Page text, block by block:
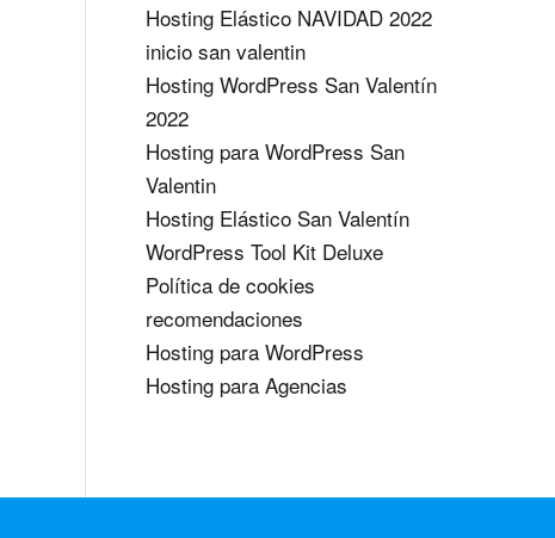
Hosting Elástico NAVIDAD 2022
inicio san valentin
Hosting WordPress San Valentín
2022
Hosting para WordPress San
Valentin
Hosting Elástico San Valentín
WordPress Tool Kit Deluxe
Política de cookies
recomendaciones
Hosting para WordPress
Hosting para Agencias